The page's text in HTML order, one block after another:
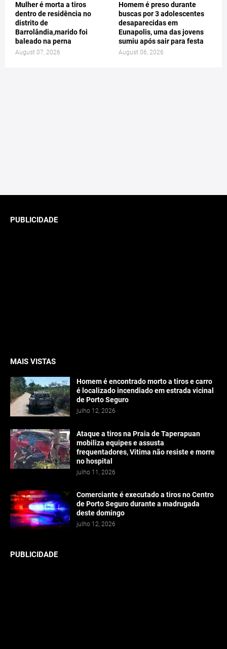
Mulher é morta a tiros
dentro de residência no
distrito de
Barrolândia,marido foi
baleado na perna
August 07, 2026
Homem é preso durante
buscas por 3 adolescentes
desaparecidas em
Eunapolis, uma das jovens
sumiu após sair para festa
August 06, 2026
PUBLICIDADE
MAIS VISTAS
Homem é encontrado morto a tiros e carro
é localizado incendiado em estrada vicinal
de Porto Seguro
julho 12, 2026
Ataque a tiros na Praia de Taperapuan
mobiliza equipes e assusta
frequentadores, Vitima não resiste e morre
no hospital
julho 11, 2026
Comerciante é executado a tiros no Centro
de Porto Seguro durante a madrugada
deste domingo
julho 12, 2026
PUBLICIDADE